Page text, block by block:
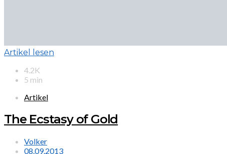
Artikel lesen
4.2K
5 min
Artikel
The Ecstasy of Gold
Volker
08.09.2013